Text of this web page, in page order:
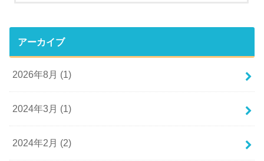
アーカイブ
2026年8月 (1)
2024年3月 (1)
2024年2月 (2)